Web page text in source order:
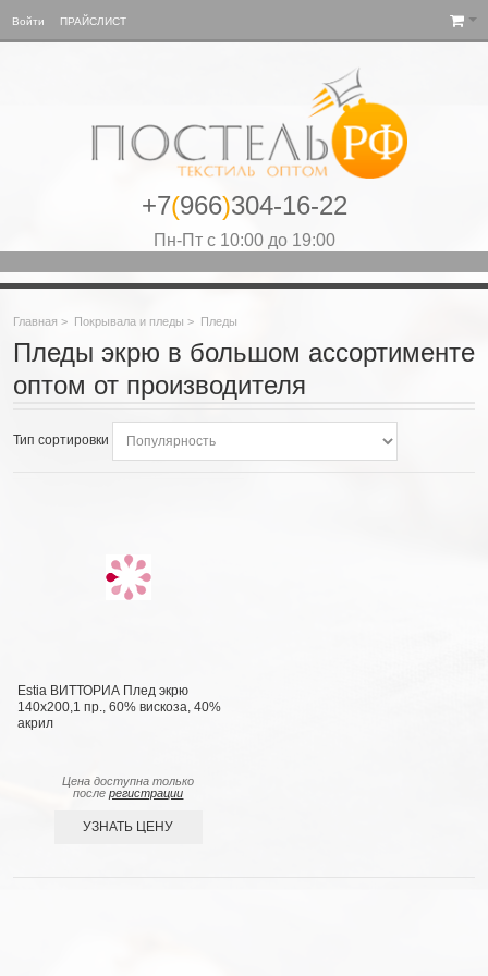
Войти ПРАЙСЛИСТ
+7(966)304-16-22
Пн-Пт с 10:00 до 19:00
Главная > Покрывала и пледы > Пледы
Пледы экрю в большом ассортименте
оптом от производителя
Тип сортировки
Estia ВИТТОРИА Плед экрю
140х200,1 пр., 60% вискоза, 40%
акрил
Цена доступна только
послерегистрации
УЗНАТЬ ЦЕНУ